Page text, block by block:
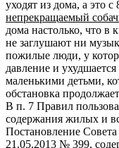
уходят из дома, а это с
непрекращаемый
дома настолько, что в
не заглушают ни
пожилые люди, у
давление и
маленькими детьми,
обстановка
В п. 7 Правил
содержания жилых и
Постановление
21.05.2013 № 399,